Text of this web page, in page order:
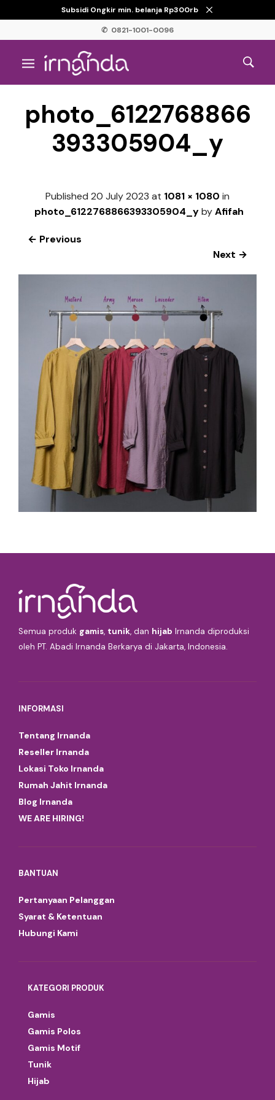
Subsidi Ongkir min. belanja Rp300rb
✆ 0821-1001-0096
photo_6122768866
393305904_y
Published 20 July 2023 at 1081 × 1080 in
photo_6122768866393305904_ybyAfifah
← Previous
Next →
Semua produk gamis, tunik, dan hijab Irnanda diproduksi
oleh PT. Abadi Irnanda Berkarya di Jakarta, Indonesia.
INFORMASI
Tentang Irnanda
Reseller Irnanda
Lokasi Toko Irnanda
Rumah Jahit Irnanda
Blog Irnanda
WE ARE HIRING!
BANTUAN
Pertanyaan Pelanggan
Syarat & Ketentuan
Hubungi Kami
KATEGORI PRODUK
Gamis
Gamis Polos
Gamis Motif
Tunik
Hijab